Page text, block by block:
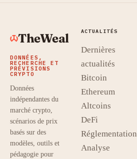
TheWeal
DONNÉES,
RECHERCHE ET
PRÉVISIONS
CRYPTO
Données
indépendantes du
marché crypto,
scénarios de prix
basés sur des
modèles, outils et
pédagogie pour
ACTUALITÉS
Dernières
actualités
Bitcoin
Ethereum
Altcoins
DeFi
Réglementation
Analyse